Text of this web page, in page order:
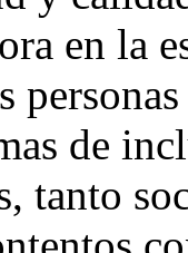
en la
de
tanto